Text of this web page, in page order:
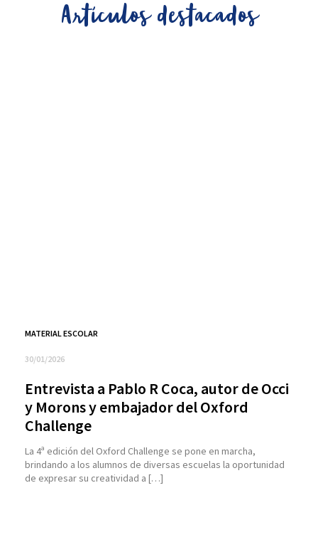
Artículos destacados
MATERIAL ESCOLAR
30/01/2026
Entrevista a Pablo R Coca, autor de Occi
y Morons y embajador del Oxford
Challenge
La 4ª edición del Oxford Challenge se pone en marcha,
brindando a los alumnos de diversas escuelas la oportunidad
de expresar su creatividad a […]